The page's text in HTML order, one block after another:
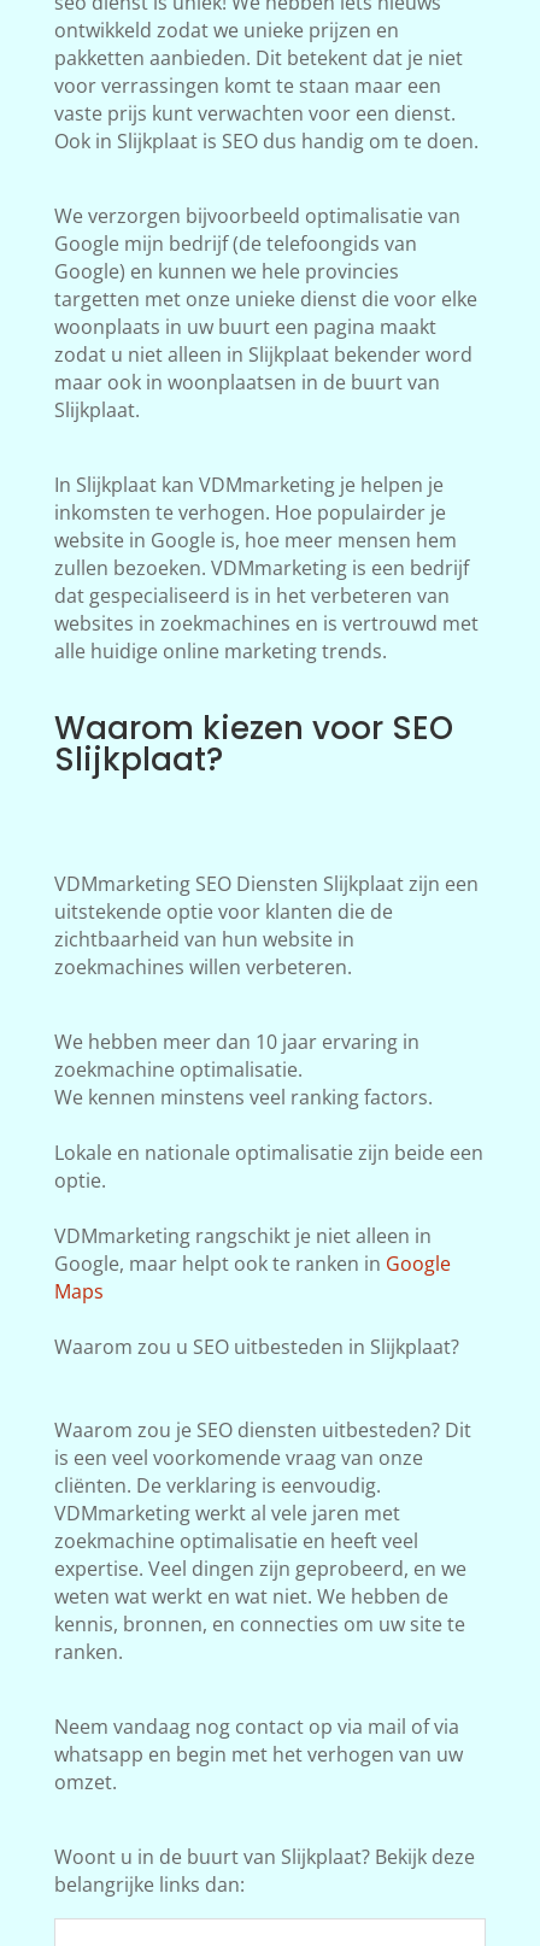
ontwikkeld zodat we unieke prijzen en
pakketten aanbieden. Dit betekent dat je niet
voor verrassingen komt te staan maar een
vaste prijs kunt verwachten voor een dienst.
Ook in Slijkplaat is SEO dus handig om te doen.
We verzorgen bijvoorbeeld optimalisatie van
Google mijn bedrijf (de telefoongids van
Google) en kunnen we hele provincies
targetten met onze unieke dienst die voor elke
woonplaats in uw buurt een pagina maakt
zodat u niet alleen in Slijkplaat bekender word
maar ook in woonplaatsen in de buurt van
Slijkplaat.
In Slijkplaat kan VDMmarketing je helpen je
inkomsten te verhogen. Hoe populairder je
website in Google is, hoe meer mensen hem
zullen bezoeken. VDMmarketing is een bedrijf
dat gespecialiseerd is in het verbeteren van
websites in zoekmachines en is vertrouwd met
alle huidige online marketing trends.
Waarom kiezen voor SEO
Slijkplaat?
VDMmarketing SEO Diensten Slijkplaat zijn een
uitstekende optie voor klanten die de
zichtbaarheid van hun website in
zoekmachines willen verbeteren.
We hebben meer dan 10 jaar ervaring in
zoekmachine optimalisatie.
We kennen minstens veel ranking factors.
Lokale en nationale optimalisatie zijn beide een
optie.
VDMmarketing rangschikt je niet alleen in
Google, maar helpt ook te ranken in Google
Maps
Waarom zou u SEO uitbesteden in Slijkplaat?
Waarom zou je SEO diensten uitbesteden? Dit
is een veel voorkomende vraag van onze
cliënten. De verklaring is eenvoudig.
VDMmarketing werkt al vele jaren met
zoekmachine optimalisatie en heeft veel
expertise. Veel dingen zijn geprobeerd, en we
weten wat werkt en wat niet. We hebben de
kennis, bronnen, en connecties om uw site te
ranken.
Neem vandaag nog contact op via mail of via
whatsapp en begin met het verhogen van uw
omzet.
Woont u in de buurt van Slijkplaat? Bekijk deze
belangrijke links dan: